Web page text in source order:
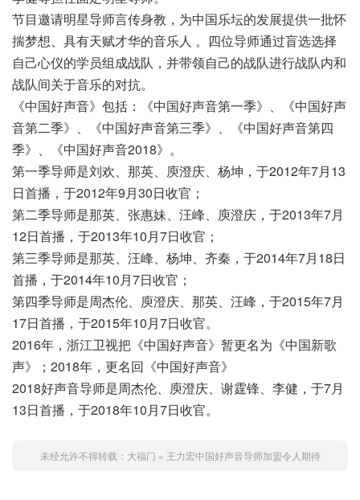
节目邀请明星导师言传身教，为中国乐坛的发展提供一批怀
揣梦想、具有天赋才华的音乐人 。四位导师通过盲选选择
自己心仪的学员组成战队，并带领自己的战队进行战队内和
战队间关于音乐的对抗。
《中国好声音》包括：《中国好声音第一季》、《中国好声
音第二季》、《中国好声音第三季》、《中国好声音第四
季》、《中国好声音2018》。
第一季导师是刘欢、那英、庾澄庆、杨坤，于2012年7月13
日首播，于2012年9月30日收官；
第二季导师是那英、张惠妹、汪峰、庾澄庆，于2013年7月
12日首播，于2013年10月7日收官；
第三季导师是那英、汪峰、杨坤、齐秦，于2014年7月18日
首播，于2014年10月7日收官；
第四季导师是周杰伦、庾澄庆、那英、汪峰，于2015年7月
17日首播，于2015年10月7日收官。
2016年，浙江卫视把《中国好声音》暂更名为《中国新歌
声》；2018年，更名回《中国好声音》
2018好声音导师是周杰伦、庾澄庆、谢霆锋、李健，于7月
13日首播，于2018年10月7日收官。
未经允许不得转载： 大福门 » 王力宏中国好声音导师加盟令人期待